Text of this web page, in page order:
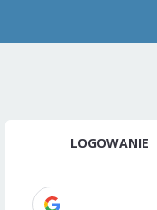
LOGOWANIE